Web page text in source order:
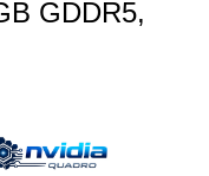
GDDR5,